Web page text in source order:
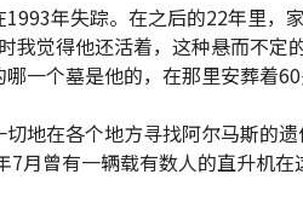
1993年失踪。在之后的22年里，
我觉得他还活着，这种悬而不定
哪一个墓是他的，在那里安葬着
地在各个地方寻找阿尔马斯的
7月曾有一辆载有数人的直升机在